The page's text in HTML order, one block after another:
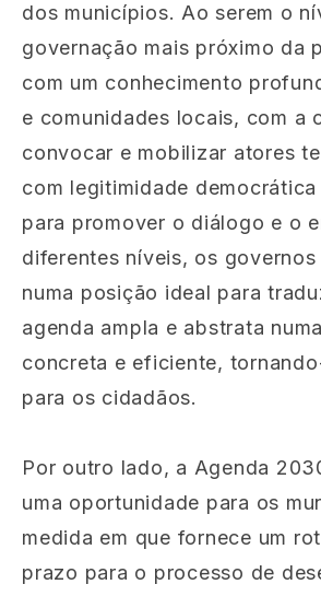
dos municípios. Ao serem o
governação mais próximo da
com um conhecimento
e comunidades locais, com a
convocar e mobilizar atores
com legitimidade
para promover o diálogo e o
diferentes níveis, os
numa posição ideal para
agenda ampla e abstrata
concreta e eficiente,
para os cidadãos.
Por outro lado, a Agenda
uma oportunidade para os
medida em que fornece um
prazo para o processo de